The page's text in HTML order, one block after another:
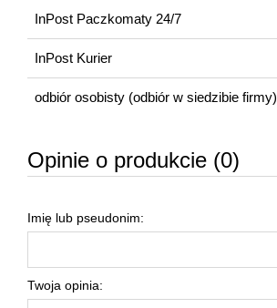
InPost Paczkomaty 24/7
InPost Kurier
odbiór osobisty(odbiór w siedzibie firmy)
Opinie o produkcie (0)
Imię lub pseudonim:
Twoja opinia: